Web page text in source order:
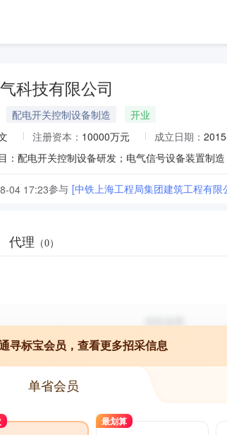
科技有限公司
配电开关控制设备制造
开业
注册资本： 10000万元 成立日期：
04 17:23参与 [中铁上海工程局集团建筑工程有
代理 （0）
寻标宝会员，查看更多招采信息
单省会员
最划算